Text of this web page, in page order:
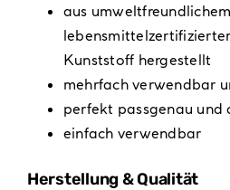
aus
Kunststoff hergestellt
mehrfach verwendbar
perfekt passgenau und
einfach verwendbar
Herstellung & Qualität